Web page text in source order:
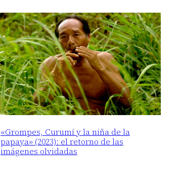
«Grompes, Curumí y la niña de la
papaya» (2023): el retorno de las
imágenes olvidadas